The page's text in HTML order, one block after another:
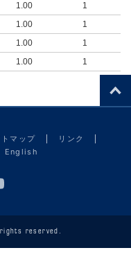
1.00
1
1.00
1
1.00
1
1.00 1
マップ
リンク
English
reserved.